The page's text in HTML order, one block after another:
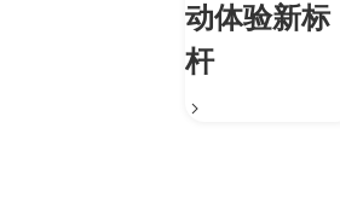
动体验新标
杆